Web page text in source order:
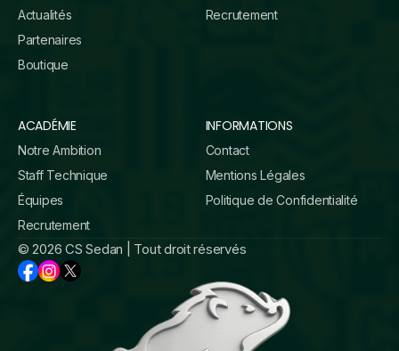
Actualités
Partenaires
Boutique
Recrutement
ACADÉMIE
Notre Ambition
Staff Technique
Équipes
Recrutement
INFORMATIONS
Contact
Mentions Légales
Politique de Confidentialité
© 2026 CS Sedan | Tout droit réservés